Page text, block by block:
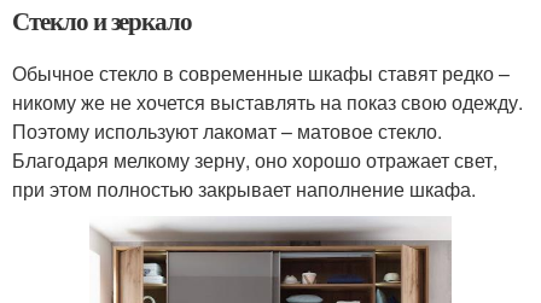
Стекло и зеркало
Обычное стекло в современные шкафы ставят редко –
никому же не хочется выставлять на показ свою одежду.
Поэтому используют лакомат – матовое стекло.
Благодаря мелкому зерну, оно хорошо отражает свет,
при этом полностью закрывает наполнение шкафа.